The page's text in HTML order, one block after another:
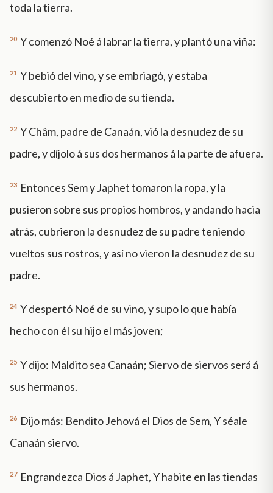
toda la tierra.
20 Y comenzó Noé á labrar la tierra, y plantó una viña:
21 Y bebió del vino, y se embriagó, y estaba
descubierto en medio de su tienda.
22 Y Châm, padre de Canaán, vió la desnudez de su
padre, y díjolo á sus dos hermanos á la parte de afuera.
23 Entonces Sem y Japhet tomaron la ropa, y la
pusieron sobre sus propios hombros, y andando hacia
atrás, cubrieron la desnudez de su padre teniendo
vueltos sus rostros, y así no vieron la desnudez de su
padre.
24 Y despertó Noé de su vino, y supo lo que había
hecho con él su hijo el más joven;
25 Y dijo: Maldito sea Canaán; Siervo de siervos será á
sus hermanos.
26 Dijo más: Bendito Jehová el Dios de Sem, Y séale
Canaán siervo.
27 Engrandezca Dios á Japhet, Y habite en las tiendas